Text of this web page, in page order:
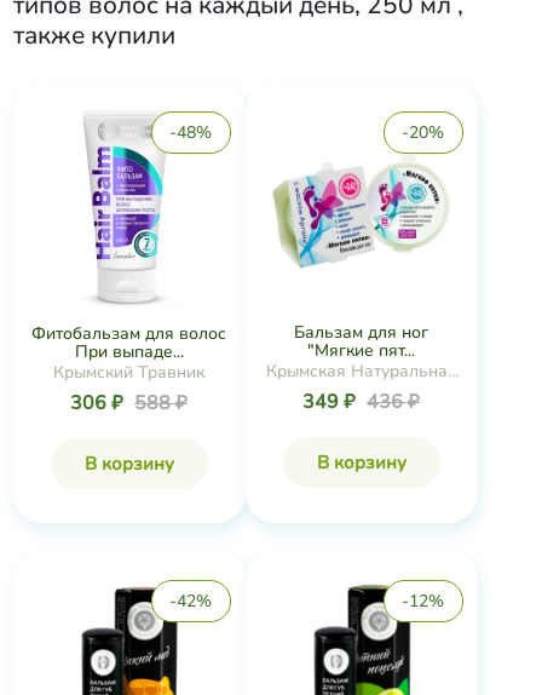
также купили
-48%
Фитобальзам для волос
При выпаде...
Крымский Травник
306 ₽ 588 ₽
В корзину
-20%
Бальзам для ног
"Мягкие пят...
Крымская Натуральная
Коллекция
349 ₽ 436 ₽
В корзину
-42% -12%